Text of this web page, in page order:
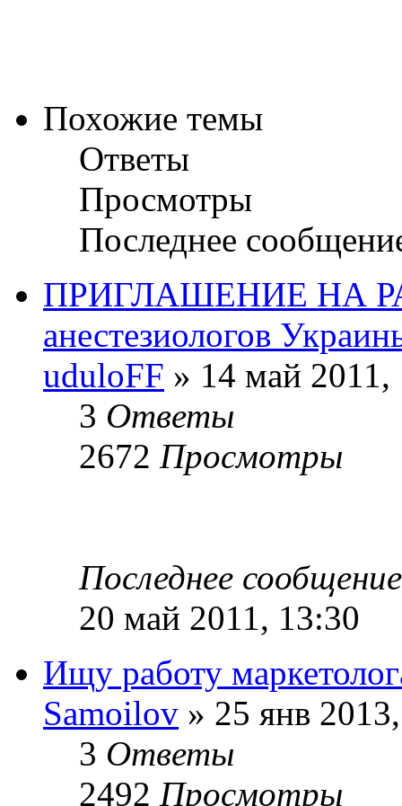
Похожие темы
Ответы
Просмотры
Последнее
ПРИГЛАШЕНИЕ НА
анестезиологов
uduloFF » 14 май 2011,
3 Ответы
2672 Просмотры
Последнее
20 май 2011, 13:30
Ищу работу
Samoilov » 25 янв
3 Ответы
2492 Просмотры